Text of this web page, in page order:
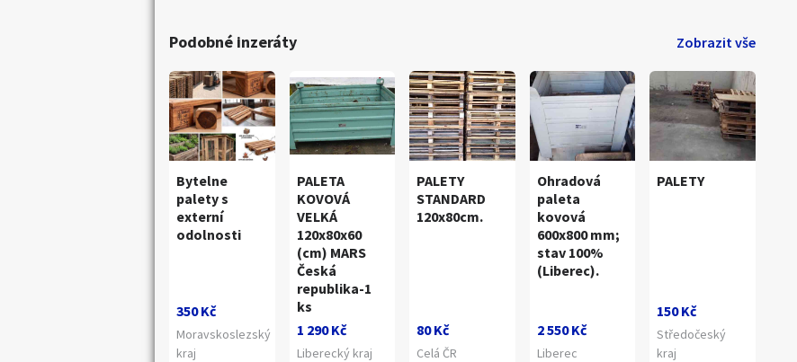
Podobné inzeráty Zobrazit vše
Bytelne
palety s
externí
odolnosti
350 Kč
Moravskoslezský
kraj
PALETA
KOVOVÁ
VELKÁ
120x80x60
(cm) MARS
Česká
republika-1
ks
1 290 Kč
Liberecký kraj
PALETY
STANDARD
120x80cm.
80 Kč
Celá ČR
Ohradová
paleta
kovová
600x800 mm;
stav 100%
(Liberec).
2 550 Kč
Liberec
PALETY
150 Kč
Středočeský
kraj